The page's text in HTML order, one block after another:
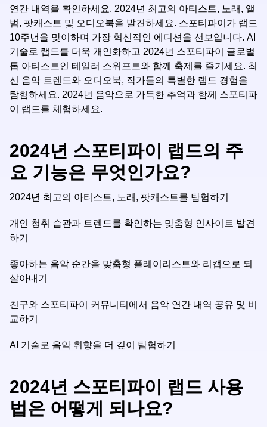
연간 내역을 확인하세요. 2024년 최고의 아티스트, 노래, 앨
범, 팟캐스트 및 오디오북을 발견하세요. 스포티파이가 랩드
10주년을 맞이하며 가장 혁신적인 에디션을 선보입니다. AI
기술로 랩드를 더욱 개인화하고 2024년 스포티파이 글로벌
톱 아티스트인 테일러 스위프트와 함께 축제를 즐기세요. 최
신 음악 트렌드와 오디오북, 작가들의 특별한 랩드 경험을
탐험하세요. 2024년 음악으로 가득한 추억과 함께 스포티파
이 랩드를 체험하세요.
2024년 스포티파이 랩드의 주
요 기능은 무엇인가요?
2024년 최고의 아티스트, 노래, 팟캐스트를 탐험하기
개인 청취 습관과 트렌드를 확인하는 맞춤형 인사이트 발견
하기
좋아하는 음악 순간을 맞춤형 플레이리스트와 리캡으로 되
살아내기
친구와 스포티파이 커뮤니티에서 음악 연간 내역 공유 및 비
교하기
AI 기술로 음악 취향을 더 깊이 탐험하기
2024년 스포티파이 랩드 사용
법은 어떻게 되나요?